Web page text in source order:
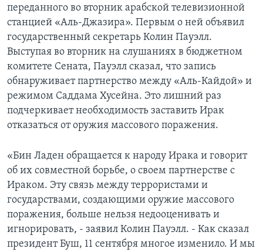
АМЕРИКА. БОЛЬШОЕ ПУТЕШЕСТВИЕ
ПОДПИСКА НА НОВОСТИ
Learning English
СОЦИАЛЬНЫЕ СЕТИ
Языки
переданного во вторник арабской телевизионной
станцией «Аль-Джазира». Первым о ней объявил
государственный секретарь Колин Пауэлл.
Выступая во вторник на слушаниях в бюджетном
комитете Сената, Пауэлл сказал, что запись
обнаруживает партнерство между «Аль-Кайдой» и
режимом Саддама Хусейна. Это лишний раз
подчеркивает необходимость заставить Ирак
отказаться от оружия массового поражения.
«Бин Ладен обращается к народу Ирака и говорит
об их совместной борьбе, о своем партнерстве с
Ираком. Эту связь между террористами и
государствами, создающими оружие массового
поражения, больше нельзя недооценивать и
игнорировать, - заявил Колин Пауэлл. - Как сказал
президент Буш, 11 сентября многое изменило. И мы